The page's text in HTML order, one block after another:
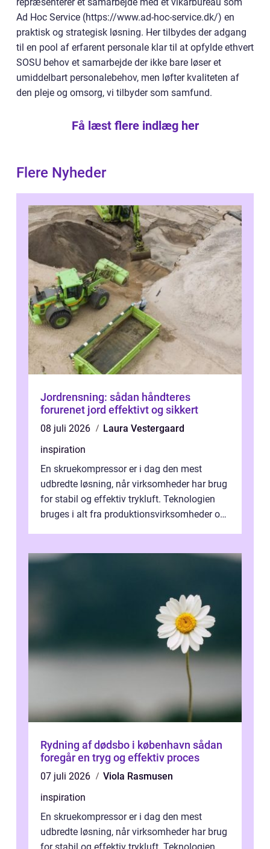
repræsenterer et samarbejde med et vikarbureau som
Ad Hoc Service (https://www.ad-hoc-service.dk/) en
praktisk og strategisk løsning. Her tilbydes der adgang
til en pool af erfarent personale klar til at opfylde ethvert
SOSU behov et samarbejde der ikke bare løser et
umiddelbart personalebehov, men løfter kvaliteten af
den pleje og omsorg, vi tilbyder som samfund.
Få læst flere indlæg her
Flere Nyheder
Jordrensning: sådan håndteres
forurenet jord effektivt og sikkert
08 juli 2026
Laura Vestergaard
inspiration
En skruekompressor er i dag den mest
udbredte løsning, når virksomheder har brug
for stabil og effektiv trykluft. Teknologien
bruges i alt fra produktionsvirksomheder og
Rydning af dødsbo i københavn sådan
foregår en tryg og effektiv proces
07 juli 2026
Viola Rasmusen
inspiration
En skruekompressor er i dag den mest
udbredte løsning, når virksomheder har brug